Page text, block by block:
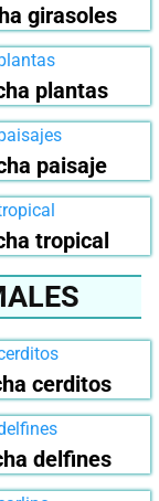
girasoles
plantas
paisaje
tropical
cerditos
delfines